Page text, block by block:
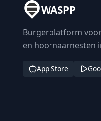
WASPP
Burgerplatform
en hoornaarnesten
App Store